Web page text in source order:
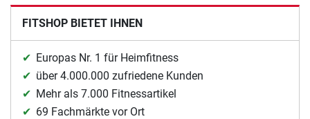
FITSHOP BIETET IHNEN
Europas Nr. 1 für Heimfitness
über 4.000.000 zufriedene Kunden
Mehr als 7.000 Fitnessartikel
69 Fachmärkte vor Ort